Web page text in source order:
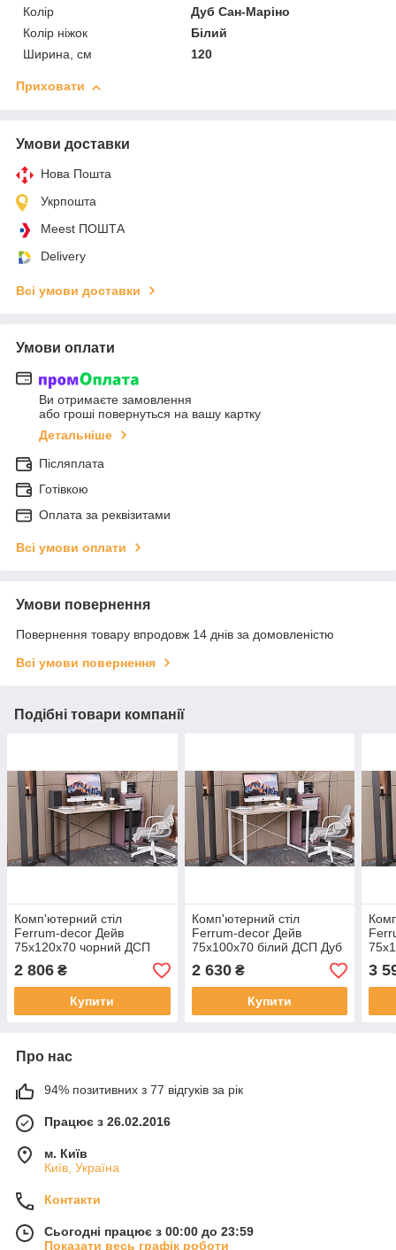
Колір
Дуб Сан-Маріно
Колір ніжок
Білий
Ширина, см
120
Приховати
Умови доставки
Нова Пошта
Укрпошта
Meest ПОШТА
Delivery
Всі умови доставки
Умови оплати
Ви отримаєте замовлення
або гроші повернуться на вашу картку
Детальніше
Післяплата
Готівкою
Оплата за реквізитами
Всі умови оплати
Умови повернення
Повернення товару впродовж 14 днів за домовленістю
Всі умови повернення
Подібні товари компанії
Комп'ютерний стіл
Ferrum-decor Дейв
75x120x70 чорний ДСП
Дуб Артізан 16мм (FRD-
102006)
2 806 ₴
Купити
Комп'ютерний стіл
Ferrum-decor Дейв
75x100x70 білий ДСП Дуб
Артізан 16мм (FRD-
102169)
2 630₴
Купити
Дуб
3
Про нас
94% позитивних з 77 відгуків за рік
Працює з 26.02.2016
м. Київ
Київ, Україна
Контакти
Сьогодні працює з 00:00 до 23:59
Показати весь графік роботи